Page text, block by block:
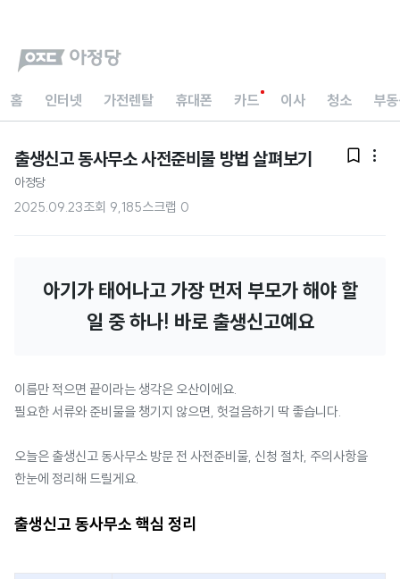
홈 인터넷 가전렌탈 휴대폰 카드 이사 청소 부
출생신고 동사무소 사전준비물 방법 살펴보기  
아정당
2025.09.23조회 9,185스크랩 0
아기가 태어나고 가장 먼저 부모가 해야 할
일 중 하나! 바로 출생신고예요
이름만 적으면 끝이라는 생각은 오산이에요.
필요한 서류와 준비물을 챙기지 않으면, 헛걸음하기 딱 좋습니다.
오늘은 출생신고 동사무소 방문 전 사전준비물, 신청 절차, 주의사항을
한눈에 정리해 드릴게요.
출생신고 동사무소 핵심 정리